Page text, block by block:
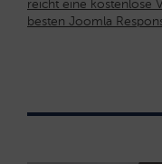
reicht eine kostenlose
besten Joomla